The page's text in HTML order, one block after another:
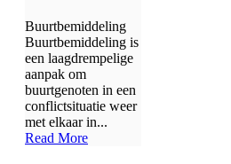
Buurtbemiddeling
Buurtbemiddeling is
een laagdrempelige
aanpak om
buurtgenoten in een
conflictsituatie weer
met elkaar in...
Read More